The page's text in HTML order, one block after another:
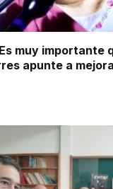
muy importante
apunte a